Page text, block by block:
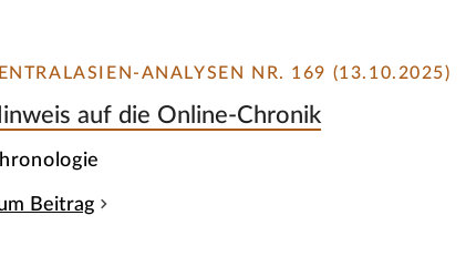
ANALYSEN NR. 169 (13.10.2025)
auf die Online-Chronik
Beitrag